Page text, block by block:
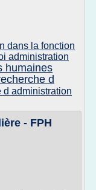
dans la fonction
administration
humaines
d
d administration
- FPH